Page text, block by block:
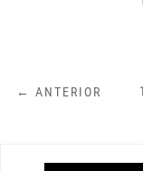
PAGINACIÓN
← ANTERIOR 1